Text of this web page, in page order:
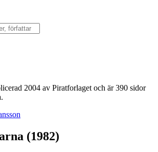
2004 av Piratforlaget och är 390 sidor
(1982)